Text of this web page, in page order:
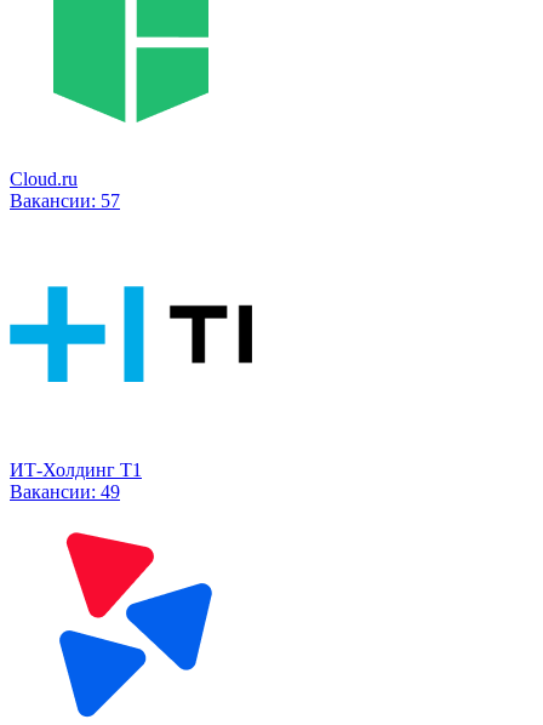
Cloud.ru
Вакансии: 57
ИТ-Холдинг Т1
Вакансии: 49